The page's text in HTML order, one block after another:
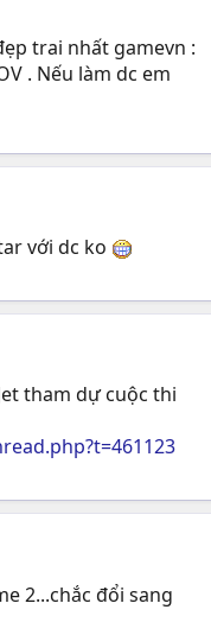
trai nhất gamevn :
. Nếu làm dc em
với dc ko
tham dự cuộc thi
2...chắc đổi sang